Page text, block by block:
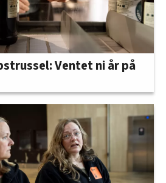
Ventet ni år på